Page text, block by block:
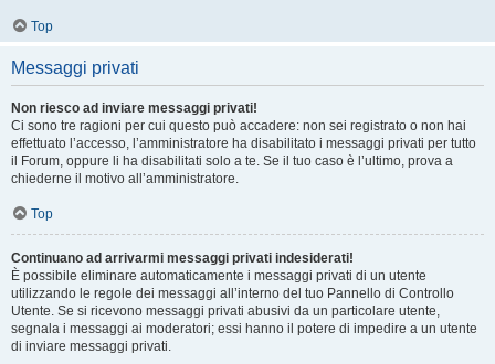
Top
Messaggi privati
Non riesco ad inviare messaggi privati!
Ci sono tre ragioni per cui questo può accadere: non sei registrato o non hai
effettuato l’accesso, l’amministratore ha disabilitato i messaggi privati per tutto
il Forum, oppure li ha disabilitati solo a te. Se il tuo caso è l’ultimo, prova a
chiederne il motivo all’amministratore.
Top
Continuano ad arrivarmi messaggi privati indesiderati!
È possibile eliminare automaticamente i messaggi privati ​​di un utente
utilizzando le regole dei messaggi all’interno del tuo Pannello di Controllo
Utente. Se si ricevono messaggi privati ​​abusivi da un particolare utente,
segnala i messaggi ai moderatori; essi hanno il potere di impedire a un utente
di inviare messaggi privati​​.